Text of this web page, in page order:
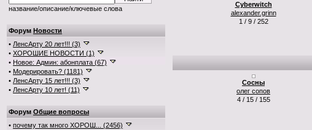
название/описание/ключевые слова
Форум Новости
• ЛенсАрту 20 лет!!! (3)
• ХОРОШИЕ НОВОСТИ (1)
• Новое: Админ: абонплата (67)
• Модерировать? (1181)
• ЛенсАрту 15 лет!!! (3)
• ЛенсАрту 10 лет! (11)
Форум Общие вопросы
• почему так много ХОРОШ... (2456)
Cyberwitch
alexander.grinn
1 / 9 / 252
Сосны
олег сопов
4 / 15 / 155